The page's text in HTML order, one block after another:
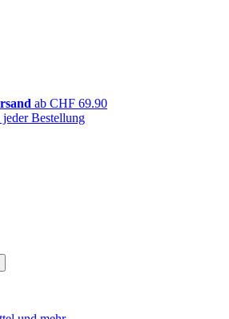
ab CHF 69.90
jeder Bestellung